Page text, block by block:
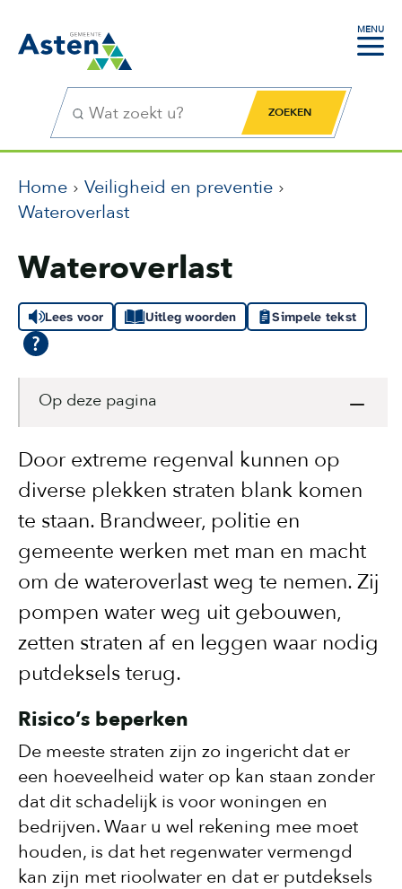
MENU
Zoekfunctie Zoekknop
Home
Veiligheid en preventie
Wateroverlast
Wateroverlast
Lees voor Uitleg woorden Simpele tekst
Door extreme regenval kunnen op
diverse plekken straten blank komen
te staan. Brandweer, politie en
gemeente werken met man en macht
om de wateroverlast weg te nemen. Zij
pompen water weg uit gebouwen,
zetten straten af en leggen waar nodig
putdeksels terug.
Risico’s beperken
De meeste straten zijn zo ingericht dat er
een hoeveelheid water op kan staan zonder
dat dit schadelijk is voor woningen en
bedrijven. Waar u wel rekening mee moet
houden, is dat het regenwater vermengd
kan zijn met rioolwater en dat er putdeksels
Op deze pagina